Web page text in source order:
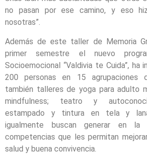
no pasan por ese camino, y eso
nosotras”.
Además de este taller de Memoria
primer semestre el nuevo
Socioemocional “Valdivia te Cuida”, ha
200 personas en 15 agrupaciones
también talleres de yoga para adulto
mindfulness; teatro y
estampado y tintura en tela y
igualmente buscan generar en la
competencias que les permitan
salud y buena convivencia.